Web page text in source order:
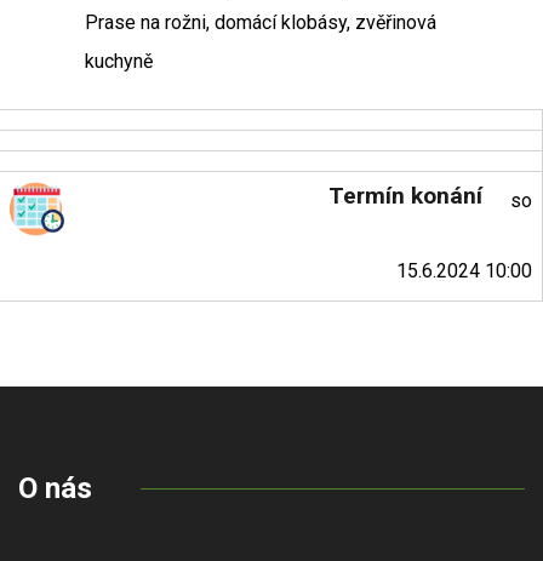
Prase na rožni, domácí klobásy, zvěřinová
kuchyně
Termín konání so
15.6.2024 10:00
O nás